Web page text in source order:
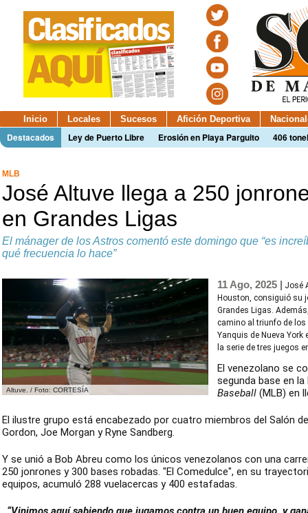
Inicio Locales Sucesos Afición Deportiva
Destacados Ley de Puerto Libre Erosión en Playa Parguito 406
MLB
José Altuve llega a 250
en Grandes Ligas
El mánager de los Astros comentó este domingo que “es
qué frecuencia lo hace”
Altuve. / Foto: CORTESÍA
11 Ago, 2025 | José
Houston, consiguió su
Grandes Ligas.
camino al triunfo de
Yanquis de Nueva
la serie de tres juegos
El venezolano se
segunda base en
Baseball (MLB) en
El ilustre grupo está encabezado por cuatro miembros del Salón
Gordon, Joe Morgan y Ryne Sandberg.
Y se unió a Bob Abreu como los únicos venezolanos con una
250 jonrones y 300 bases robadas. "El Comedulce", en su
equipos, acumuló 288 vuelacercas y 400 estafadas.